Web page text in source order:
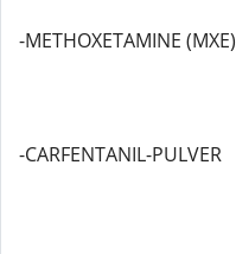
-METHOXETAMINE (MXE)
-CARFENTANIL-PULVER